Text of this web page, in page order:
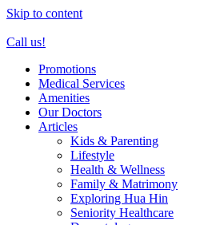
Skip to content
Call us!
Promotions
Medical Services
Amenities
Our Doctors
Articles
Kids & Parenting
Lifestyle
Health & Wellness
Family & Matrimony
Exploring Hua Hin
Seniority Healthcare